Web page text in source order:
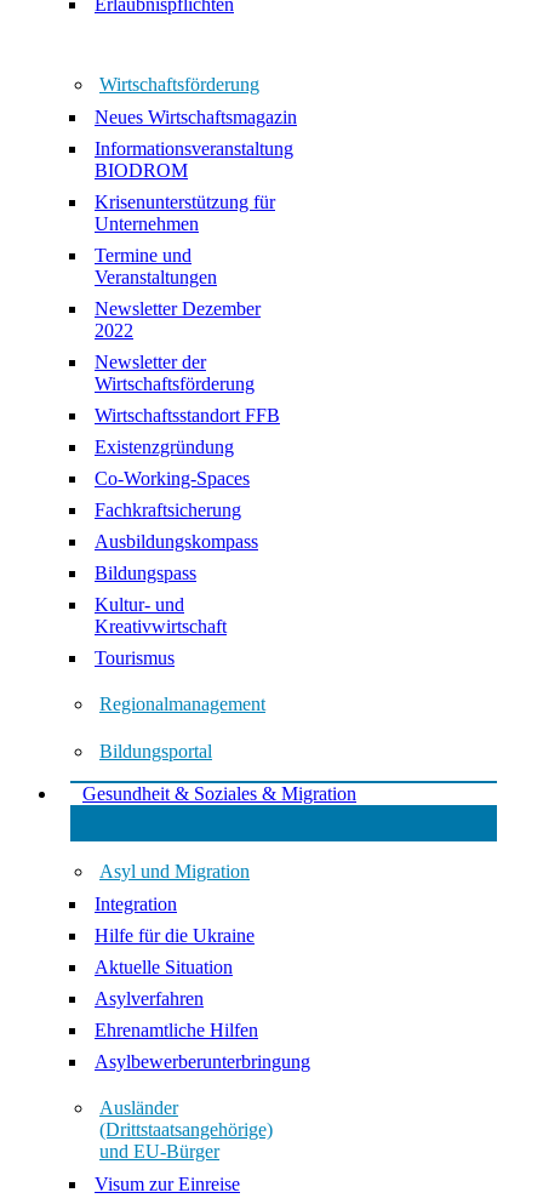
Erlaubnispflichten
Wirtschaftsförderung
Neues Wirtschaftsmagazin
Informationsveranstaltung
BIODROM
Krisenunterstützung für
Unternehmen
Termine und
Veranstaltungen
Newsletter Dezember
2022
Newsletter der
Wirtschaftsförderung
Wirtschaftsstandort FFB
Existenzgründung
Co-Working-Spaces
Fachkraftsicherung
Ausbildungskompass
Bildungspass
Kultur- und
Kreativwirtschaft
Tourismus
Regionalmanagement
Bildungsportal
Gesundheit & Soziales & Migration
Asyl und Migration
Integration
Hilfe für die Ukraine
Aktuelle Situation
Asylverfahren
Ehrenamtliche Hilfen
Asylbewerberunterbringung
Ausländer
(Drittstaatsangehörige)
und EU-Bürger
Visum zur Einreise